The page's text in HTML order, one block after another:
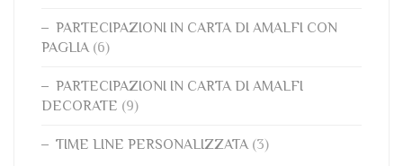
PARTECIPAZIONI IN CARTA DI AMALFI CON
PAGLIA (6)
PARTECIPAZIONI IN CARTA DI AMALFI
DECORATE (9)
TIME LINE PERSONALIZZATA (3)